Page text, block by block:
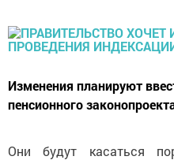
Изменения планируют
пенсионного
Они будут касаться